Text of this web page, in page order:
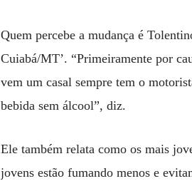
Quem percebe a mudança é
Cuiabá/MT’. “Primeiramente por
vem um casal sempre tem o
bebida sem álcool”, diz.
Ele também relata como os mais
jovens estão fumando menos e